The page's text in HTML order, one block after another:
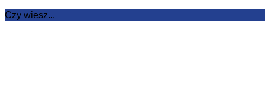
Czy wiesz...